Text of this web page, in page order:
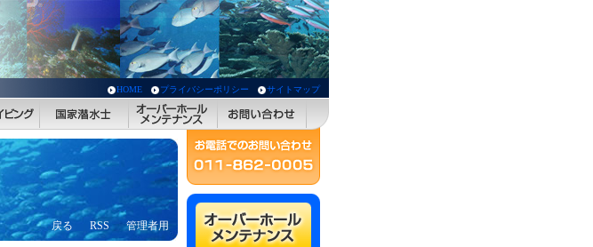
サイトマップ
プライバシーポリシー
HOME
戻る
RSS 管理者用